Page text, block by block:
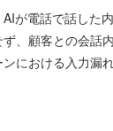
が電話で話した
、顧客との会話
における入力漏